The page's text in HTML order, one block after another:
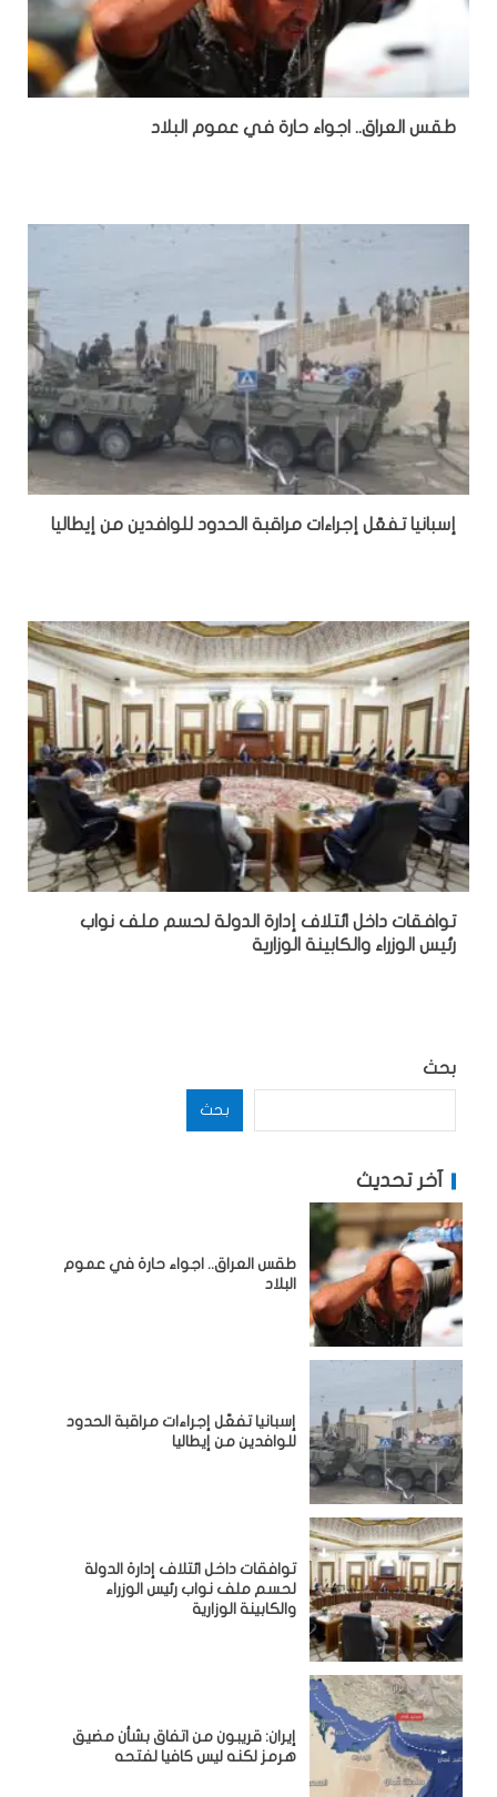
طقس العراق.. اجواء حارة في عموم البلاد
إسبانيا تفعّل إجراءات مراقبة الحدود للوافدين من إيطاليا
توافقات داخل ائتلاف إدارة الدولة لحسم ملف نواب
رئيس الوزراء والكابينة الوزارية
بحث
بحث
آخر تحديث
طقس العراق.. اجواء حارة في عموم
البلاد
إسبانيا تفعّل إجراءات مراقبة الحدود
للوافدين من إيطاليا
توافقات داخل ائتلاف إدارة الدولة
لحسم ملف نواب رئيس الوزراء
والكابينة الوزارية
إيران: قريبون من اتفاق بشأن مضيق
هرمز لكنه ليس كافيا لفتحه